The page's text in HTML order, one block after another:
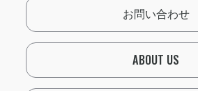
お問い合わせ
ABOUT US